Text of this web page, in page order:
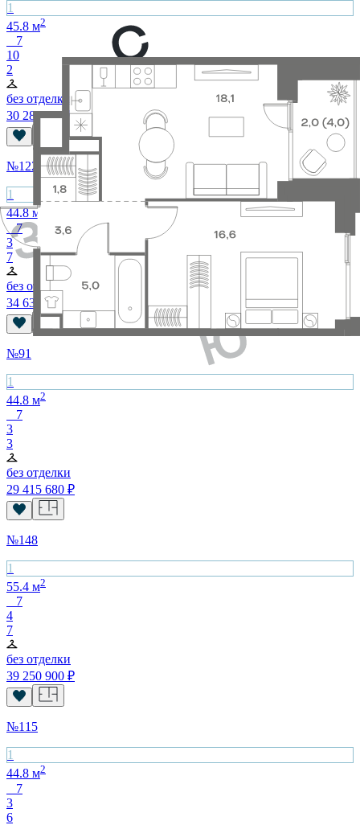
1
45.8 м2
7
10
2
без отделки
30 287 540 ₽
№122
1
44.8м 2
7
3
7
без отделки
34 639 360
№91
1
44.8 м2
7
3
3
без отделки
29 415 680 ₽
№148
1
55.4 м2
7
4
7
без отделки
39 250 900 ₽
№115
1
44.8 м2
7
3
6